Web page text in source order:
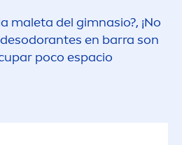
maleta del gimnasio?, ¡No
en barra son
poco espacio